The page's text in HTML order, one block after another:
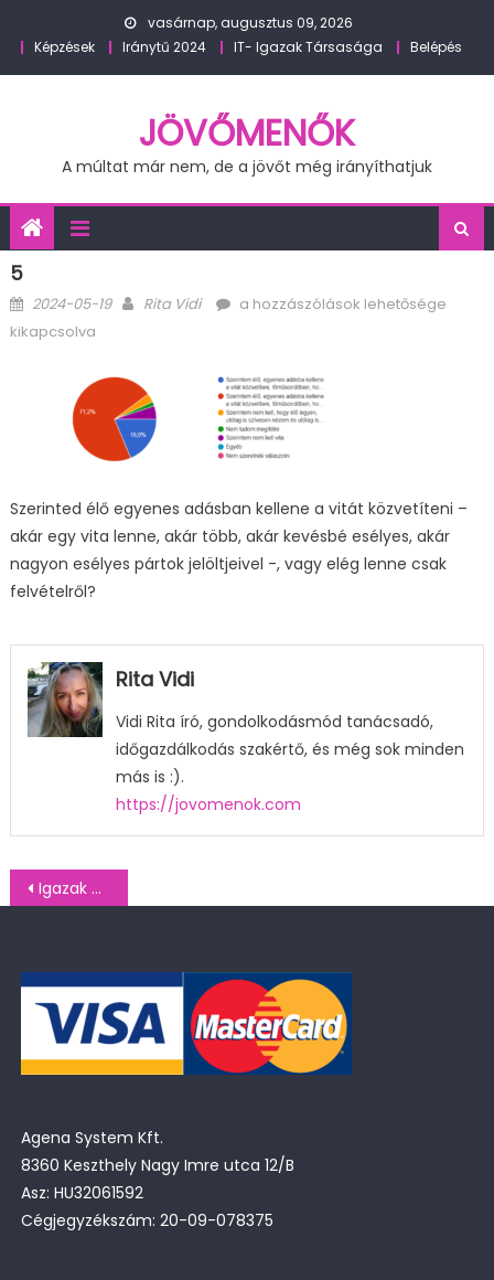
vasárnap, augusztus 09, 2026
Képzések
Iránytű 2024 IT- Igazak Társasága Belépés
JÖVŐMENŐK
A múltat már nem, de a jövőt még irányíthatjuk
5
Posted
on
2024-05-19 Author
Rita Vidi
5a hozzászólások lehetősége
kikapcsolva
Szerinted élő egyenes adásban kellene a vitát közvetíteni –
akár egy vita lenne, akár több, akár kevésbé esélyes, akár
nagyon esélyes pártok jelöltjeivel -, vagy elég lenne csak
felvételről?
Rita Vidi
Vidi Rita író, gondolkodásmód tanácsadó,
időgazdálkodás szakértő, és még sok minden
más is :).
https://jovomenok.com
Bejegyzés
Igazak Társasága kutatás: EP választások előtti vita 2024 (2024. május 15-18.)
Agena System Kft.
8360 Keszthely Nagy Imre utca 12/B
Asz: HU32061592
Cégjegyzékszám: 20-09-078375